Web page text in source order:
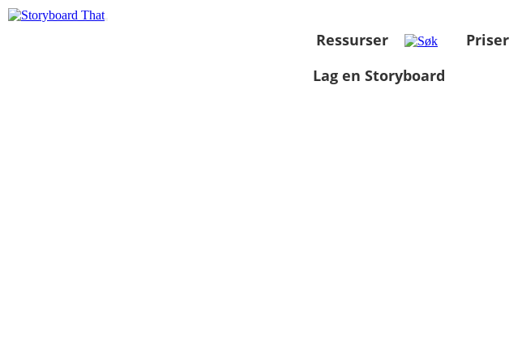
Ressurser
Priser
Lag en Storyboard